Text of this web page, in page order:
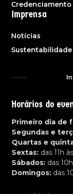
Imprensa
Notícias
Sustentabilidade
Horários do
Primeiro dia de
Segundas e
Quartas e
Sextas: das 11h
Sábados: das
Domingos: das